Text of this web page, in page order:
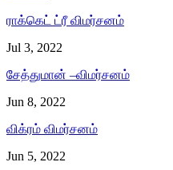
ராக்கெட் ட்ரீ விமர்சனம்
Jul 3, 2022
சேத்துமான் –விமர்சனம்
Jun 8, 2022
விக்ரம் விமர்சனம்
Jun 5, 2022